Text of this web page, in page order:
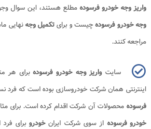
واریز وجه خودرو فرسوده مطلع هستند، این سوال
وجه خودرو فرسودهچیست و برایتکمیل وجهنهایی
مراجعه کنند.
سایت واریز وجه خودرو فرسودهبرای هر
اینترنتی همان شرکت خودروسازی بوده است که فرد
فرسوده محصولات آن شرکت اقدام کرده است. برای
خودرو فرسوده از سوی شرکت ایرانخودروبرای